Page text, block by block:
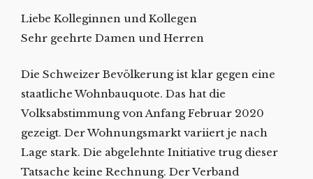
Liebe Kolleginnen und Kollegen
Sehr geehrte Damen und Herren
Die Schweizer Bevölkerung ist klar gegen eine
staatliche Wohnbauquote. Das hat die
Volksabstimmung von Anfang Februar 2020
gezeigt. Der Wohnungsmarkt variiert je nach
Lage stark. Die abgelehnte Initiative trug dieser
Tatsache keine Rechnung. Der Verband